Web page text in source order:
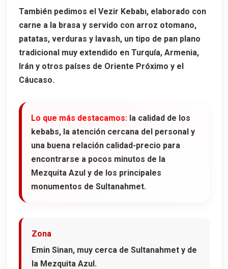
También pedimos el Vezir Kebabı, elaborado con
carne a la brasa y servido con arroz otomano,
patatas, verduras y lavash, un tipo de pan plano
tradicional muy extendido en Turquía, Armenia,
Irán y otros países de Oriente Próximo y el
Cáucaso.
Lo que más destacamos: la calidad de los
kebabs, la atención cercana del personal y
una buena relación calidad-precio para
encontrarse a pocos minutos de la
Mezquita Azul y de los principales
monumentos de Sultanahmet.
Zona
Emin Sinan, muy cerca de Sultanahmet y de
la Mezquita Azul.